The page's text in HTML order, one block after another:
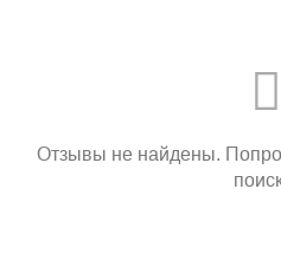
Отзывы не найдены.